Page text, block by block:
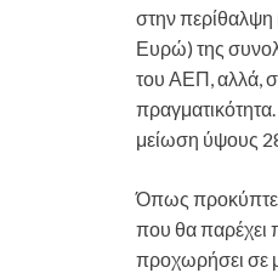
στην περίθαλψη
Ευρώ) της
του ΑΕΠ, αλλά,
μείωση ύψους
Όπως προκύπτει
που θα παρέχει
προχωρήσει σε